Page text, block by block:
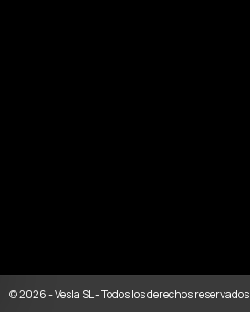
© 2026 - Vesla SL - Todos los derechos reservados